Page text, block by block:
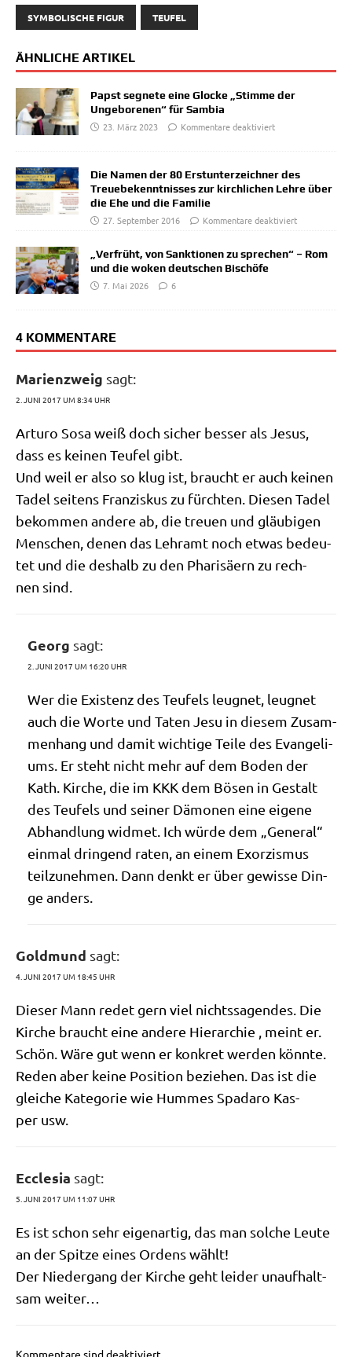
SYMBOLISCHE FIGUR TEUFEL
ÄHNLICHE ARTIKEL
Papst segnete eine Glocke „Stimme der
Ungeborenen“ für Sambia
23. März 2023
Kommentare deaktiviert
Die Namen der 80 Erstunterzeichner des
Treuebekenntnisses zur kirchlichen Lehre über
die Ehe und die Familie
27. September 2016
Kommentare deaktiviert
„Verfrüht, von Sanktionen zu sprechen“ – Rom
und die woken deutschen Bischöfe
7. Mai 2026
6
4 KOMMENTARE
Marienzweig sagt:
2. JUNI 2017 UM 8:34 UHR
Arturo Sosa weiß doch sicher bes­ser als Jesus,
dass es kei­nen Teu­fel gibt.
Und weil er also so klug ist, braucht er auch kei­nen
Tadel sei­tens Fran­zis­kus zu fürch­ten. Die­sen Tadel
bekom­men ande­re ab, die treu­en und gläu­bi­gen
Men­schen, denen das Lehr­amt noch etwas bedeu­
tet und die des­halb zu den Pha­ri­sä­ern zu rech­
nen sind.
Georg sagt:
2. JUNI 2017 UM 16:20 UHR
Wer die Exi­stenz des Teu­fels leug­net, leug­net
auch die Wor­te und Taten Jesu in die­sem Zusam­
men­hang und damit wich­ti­ge Tei­le des Evan­ge­li­
ums. Er steht nicht mehr auf dem Boden der
Kath. Kir­che, die im KKK dem Bösen in Gestalt
des Teu­fels und sei­ner Dämo­nen eine eige­ne
Abhand­lung wid­met. Ich wür­de dem „Gene­ral“
ein­mal drin­gend raten, an einem Exor­zis­mus
teil­zu­neh­men. Dann denkt er über gewis­se Din­
ge anders.
Goldmund sagt:
4. JUNI 2017 UM 18:45 UHR
Die­ser Mann redet gern viel nichts­sa­gen­des. Die
Kir­che braucht eine ande­re Hier­ar­chie , meint er.
Schön. Wäre gut wenn er kon­kret wer­den könn­te.
Reden aber kei­ne Posi­ti­on bezie­hen. Das ist die
glei­che Kate­go­rie wie Hum­mes Spa­da­ro Kas­
per usw.
Ecclesia sagt:
5. JUNI 2017 UM 11:07 UHR
Es ist schon sehr eigen­ar­tig, das man sol­che Leu­te
an der Spit­ze eines Ordens wählt!
Der Nie­der­gang der Kir­che geht lei­der unauf­halt­
sam weiter…
Kommentare sind deaktiviert.